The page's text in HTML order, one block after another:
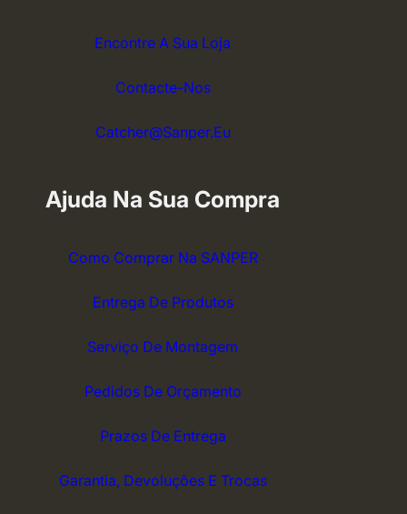
Encontre A Sua Loja
Contacte-Nos
Catcher@sanper.eu
Ajuda Na Sua Compra
Como Comprar Na SANPER
Entrega De Produtos
Serviço De Montagem
Pedidos De Orçamento
Prazos De Entrega
Garantia, Devoluções E Trocas